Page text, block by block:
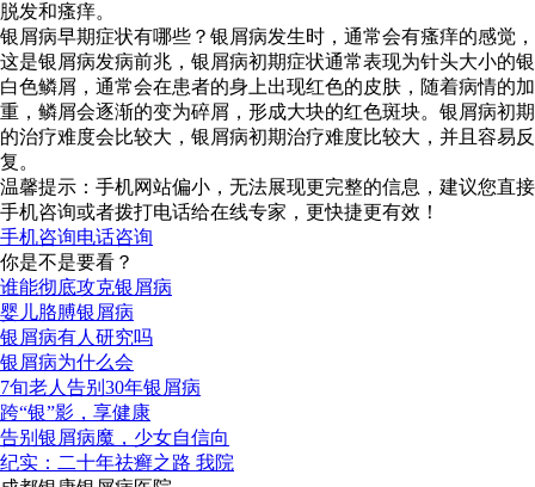
脱发和瘙痒。
银屑病早期症状有哪些？银屑病发生时，通常会有瘙痒的感觉，
这是银屑病发病前兆，银屑病初期症状通常表现为针头大小的银
白色鳞屑，通常会在患者的身上出现红色的皮肤，随着病情的加
重，鳞屑会逐渐的变为碎屑，形成大块的红色斑块。银屑病初期
的治疗难度会比较大，银屑病初期治疗难度比较大，并且容易反
复。
温馨提示：手机网站偏小，无法展现更完整的信息，建议您直接
手机咨询或者拨打电话给在线专家，更快捷更有效！
手机咨询电话咨询
你是不是要看？
谁能彻底攻克银屑病
婴儿胳膊银屑病
银屑病有人研究吗
银屑病为什么会
7旬老人告别30年银屑病
跨“银”影，享健康
告别银屑病魔，少女自信向
纪实：二十年祛癣之路 我院